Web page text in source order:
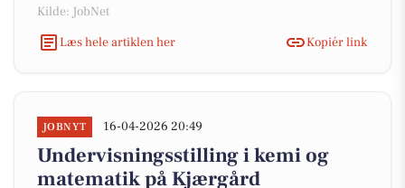
Kilde: JobNet
Læs hele artiklen her
Kopiér link
JOBNYT 16-04-2026 20:49
Undervisningsstilling i kemi og
matematik på Kjærgård